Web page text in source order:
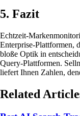
5. Fazit
Echtzeit-
Enterprise-Plattformen,
bloße Optik in
Query-Plattformen.
liefert Ihnen Zahlen,
Related